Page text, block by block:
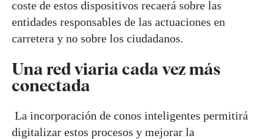
coste de estos dispositivos recaerá sobre las
entidades responsables de las actuaciones en
carretera y no sobre los ciudadanos.
Una red viaria cada vez más
conectada
La incorporación de conos inteligentes permitirá
digitalizar estos procesos y mejorar la